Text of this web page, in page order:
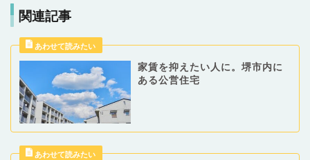
関連記事
家賃を抑えたい人に。堺市内に
ある公営住宅